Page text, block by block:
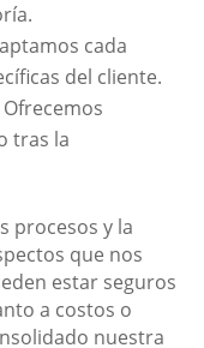
cada
del cliente.
Ofrecemos
tras la
procesos y la
que nos
estar seguros
a costos o
nuestra